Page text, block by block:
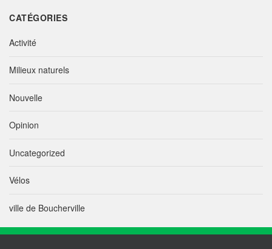
CATÉGORIES
Activité
Milieux naturels
Nouvelle
Opinion
Uncategorized
Vélos
ville de Boucherville